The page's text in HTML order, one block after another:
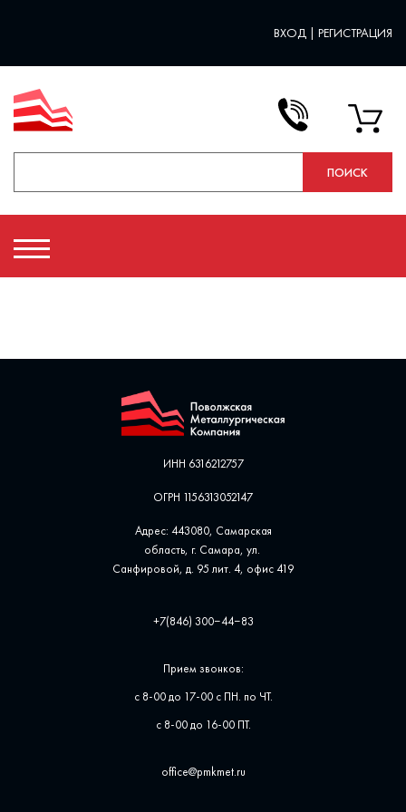
ВХОД | РЕГИСТРАЦИЯ
ИНН 6316212757
ОГРН 1156313052147
Адрес: 443080, Самарская
область, г. Самара, ул. ​
Санфировой, д. 95 лит. 4, офис ​419
+7(846) 300‒44‒83
Прием звонков:
с 8-00 до 17-00 с ПН. по ЧТ.
с 8-00 до 16-00 ПТ.
office@pmkmet.ru